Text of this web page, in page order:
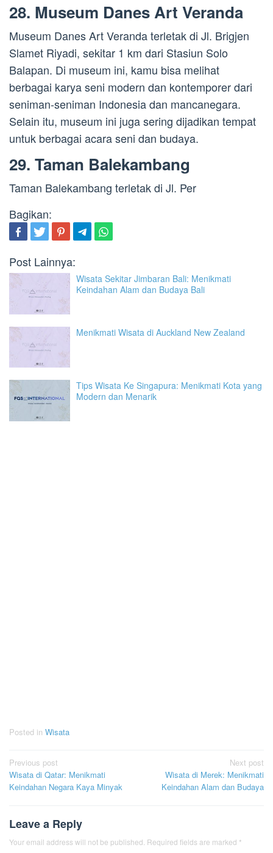
28. Museum Danes Art Veranda
Museum Danes Art Veranda terletak di Jl. Brigjen
Slamet Riyadi, sekitar 1 km dari Stasiun Solo
Balapan. Di museum ini, kamu bisa melihat
berbagai karya seni modern dan kontemporer dari
seniman-seniman Indonesia dan mancanegara.
Selain itu, museum ini juga sering dijadikan tempat
untuk berbagai acara seni dan budaya.
29. Taman Balekambang
Taman Balekambang terletak di Jl. Per
Bagikan:
Post Lainnya:
Wisata Sekitar Jimbaran Bali: Menikmati
Keindahan Alam dan Budaya Bali
Menikmati Wisata di Auckland New Zealand
Tips Wisata Ke Singapura: Menikmati Kota yang
Modern dan Menarik
Posted in Wisata
Post
navigation
Previous post
Wisata di Qatar: Menikmati
Keindahan Negara Kaya Minyak
Next post
Wisata di Merek: Menikmati
Keindahan Alam dan Budaya
Leave a Reply
Your email address will not be published. Required fields are marked *